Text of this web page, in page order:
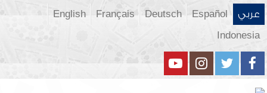
عربي Español
Deutsch
Français
English
Indonesia